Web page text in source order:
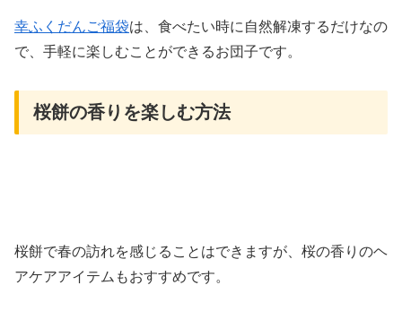
幸ふくだんご福袋は、食べたい時に自然解凍するだけなの
で、手軽に楽しむことができるお団子です。
桜餅の香りを楽しむ方法
桜餅で春の訪れを感じることはできますが、桜の香りのヘ
アケアアイテムもおすすめです。